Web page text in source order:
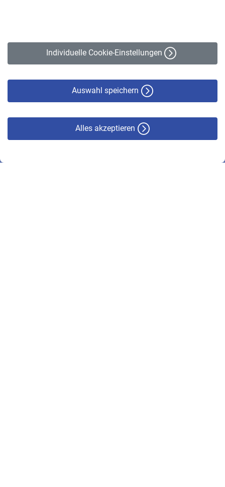
Individuelle Cookie-Einstellungen
Auswahl speichern
Alles akzeptieren
Erklärung zur Barrierefreiheit
© VBL 2026